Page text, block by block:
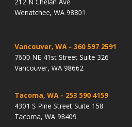
Wenatchee, WA 98801
Vancouver, WA - 360 597 2591
7600 NE 41st Street Suite 326
Vancouver, WA 98662
Tacoma, WA - 253 590 4159
4301 S Pine Street Suite 158
Tacoma, WA 98409